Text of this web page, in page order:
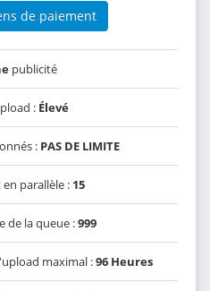
de paiement
publicité
: Élevé
: PAS DE LIMITE
parallèle : 15
de la queue :999
maximal :96 Heures